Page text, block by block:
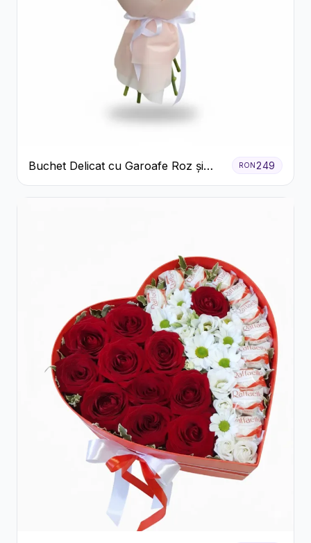
Buchet Delicat cu Garoafe Roz și
Crizanteme Albe
RON 249